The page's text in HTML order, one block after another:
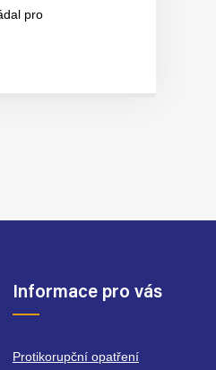
pro
Informace pro vás
Protikorupční opatření